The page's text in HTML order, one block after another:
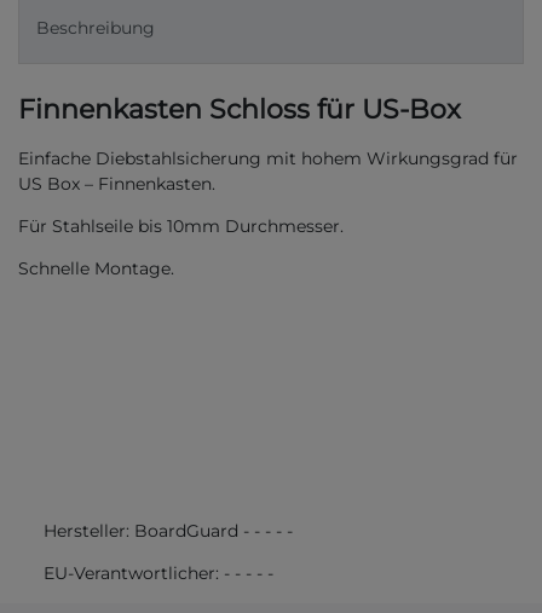
Beschreibung
Finnenkasten Schloss für US-Box
Einfache Diebstahlsicherung mit hohem Wirkungsgrad für
US Box – Finnenkasten.
Für Stahlseile bis 10mm Durchmesser.
Schnelle Montage.
Hersteller: BoardGuard - - - - -
EU-Verantwortlicher: - - - - -